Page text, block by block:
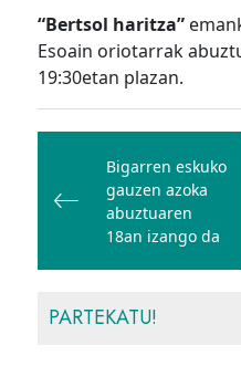
“Bertsol haritza”
Esoain oriotarrak
19:30etan plazan.
Bidalketetan
zehar
nabigatu
Bigarren eskuko
gauzen azoka
abuztuaren
18an izango da
PARTEKATU!